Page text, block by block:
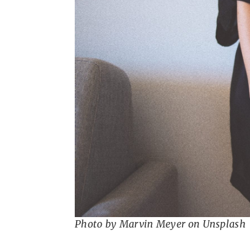
Photo by Marvin Meyer on Unsplash